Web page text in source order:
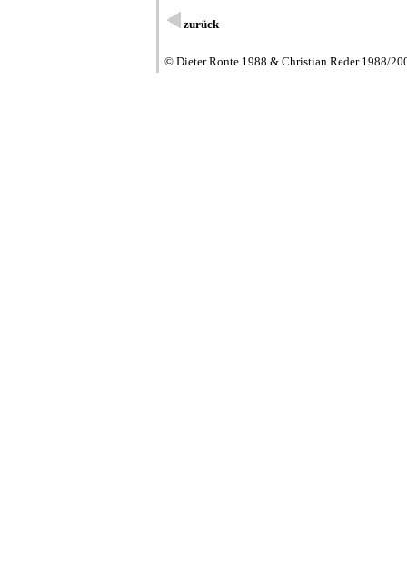
zurück
© Dieter Ronte 1988 & Christian Reder 1988/